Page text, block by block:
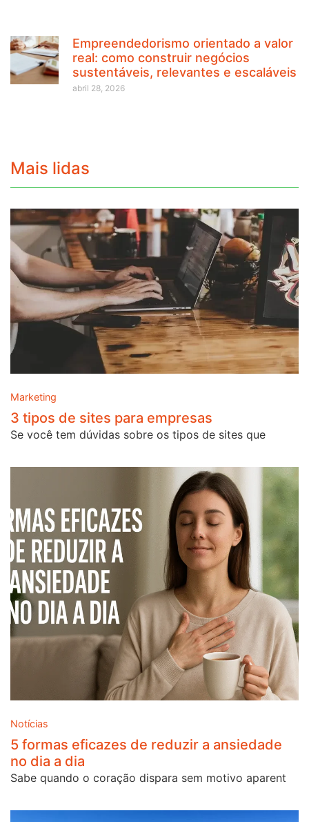
Empreendedorismo orientado a valor
real: como construir negócios
sustentáveis, relevantes e escaláveis
abril 28, 2026
Mais lidas
Marketing
3 tipos de sites para empresas
Se você tem dúvidas sobre os tipos de sites que
Notícias
5 formas eficazes de reduzir a ansiedade
no dia a dia
Sabe quando o coração dispara sem motivo aparent